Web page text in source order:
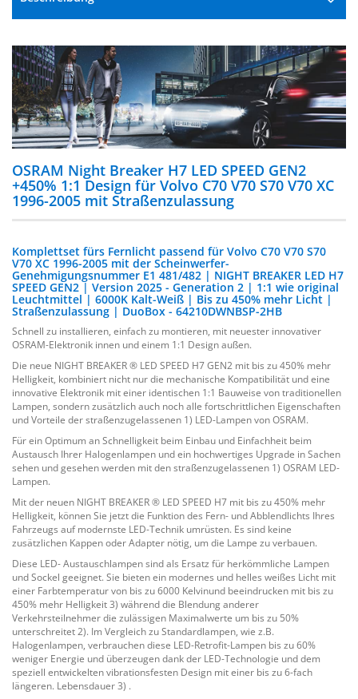
OSRAM Night Breaker H7 LED SPEED GEN2
+450% 1:1 Design für Volvo C70 V70 S70 V70 XC
1996-2005 mit Straßenzulassung
Komplettset fürs Fernlicht passend für Volvo C70 V70 S70
V70 XC 1996-2005 mit der Scheinwerfer-
Genehmigungsnummer E1 481/482 | NIGHT BREAKER LED H7
SPEED GEN2 | Version 2025 - Generation 2 | 1:1 wie original
Leuchtmittel | 6000K Kalt-Weiß | Bis zu 450% mehr Licht |
Straßenzulassung | DuoBox - 64210DWNBSP-2HB
Schnell zu installieren, einfach zu montieren, mit neuester innovativer
OSRAM-Elektronik innen und einem 1:1 Design außen.
Die neue NIGHT BREAKER ® LED SPEED H7 GEN2 mit bis zu 450% mehr
Helligkeit, kombiniert nicht nur die mechanische Kompatibilität und eine
innovative Elektronik mit einer identischen 1:1 Bauweise von traditionellen
Lampen, sondern zusätzlich auch noch alle fortschrittlichen Eigenschaften
und Vorteile der straßenzugelassenen 1) LED-Lampen von OSRAM.
Für ein Optimum an Schnelligkeit beim Einbau und Einfachheit beim
Austausch Ihrer Halogenlampen und ein hochwertiges Upgrade in Sachen
sehen und gesehen werden mit den straßenzugelassenen 1) OSRAM LED-
Lampen.
Mit der neuen NIGHT BREAKER ® LED SPEED H7 mit bis zu 450% mehr
Helligkeit, können Sie jetzt die Funktion des Fern- und Abblendlichts Ihres
Fahrzeugs auf modernste LED-Technik umrüsten. Es sind keine
zusätzlichen Kappen oder Adapter nötig, um die Lampe zu verbauen.
Diese LED- Austauschlampen sind als Ersatz für herkömmliche Lampen
und Sockel geeignet. Sie bieten ein modernes und helles weißes Licht mit
einer Farbtemperatur von bis zu 6000 Kelvinund beeindrucken mit bis zu
450% mehr Helligkeit 3) während die Blendung anderer
Verkehrsteilnehmer die zulässigen Maximalwerte um bis zu 50%
unterschreitet 2). Im Vergleich zu Standardlampen, wie z.B.
Halogenlampen, verbrauchen diese LED-Retrofit-Lampen bis zu 60%
weniger Energie und überzeugen dank der LED-Technologie und dem
speziell entwickelten vibrationsfesten Design mit einer bis zu 6-fach
längeren. Lebensdauer 3) .